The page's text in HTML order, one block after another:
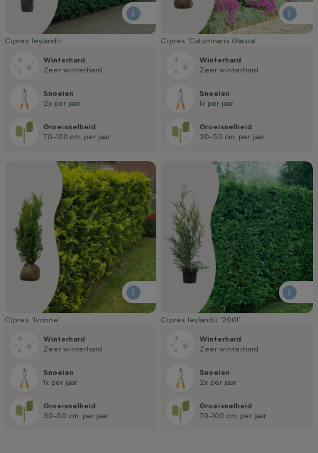
Cipres leylandii
Winterhard
Zeer winterhard
Snoeien
2x per jaar
Groei­snelheid
70-100 cm. per jaar
Cipres ‘Columnaris Glauca’
Winterhard
Zeer winterhard
Snoeien
1x per jaar
Groei­snelheid
30-50 cm. per jaar
Cipres 'Ivonne'
Winterhard
Zeer winterhard
Snoeien
1x per jaar
Groei­snelheid
30-50 cm. per jaar
Cipres leylandii '2001'
Winterhard
Zeer winterhard
Snoeien
2x per jaar
Groei­snelheid
70-100 cm. per jaar